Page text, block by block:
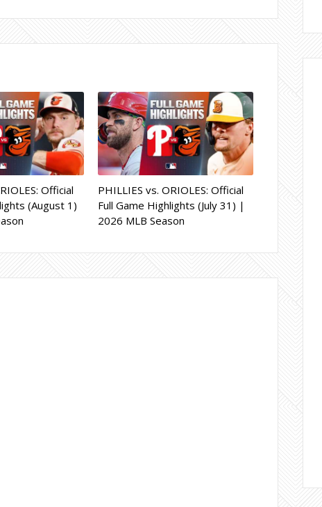
Official
(August 1)
PHILLIES vs. ORIOLES: Official
Full Game Highlights (July 31) |
2026 MLB Season